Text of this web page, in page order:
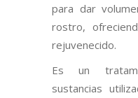
para dar
rostro,
rejuvenecido.
Es un
sustancias